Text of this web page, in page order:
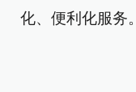
化、便利化服务。